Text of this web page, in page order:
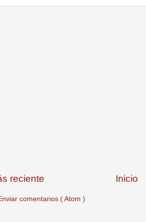
reciente Inicio
comentarios ( Atom )